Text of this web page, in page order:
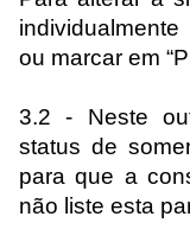
ou marcar em “
3.2 - Neste
status de
paraque a
não liste esta